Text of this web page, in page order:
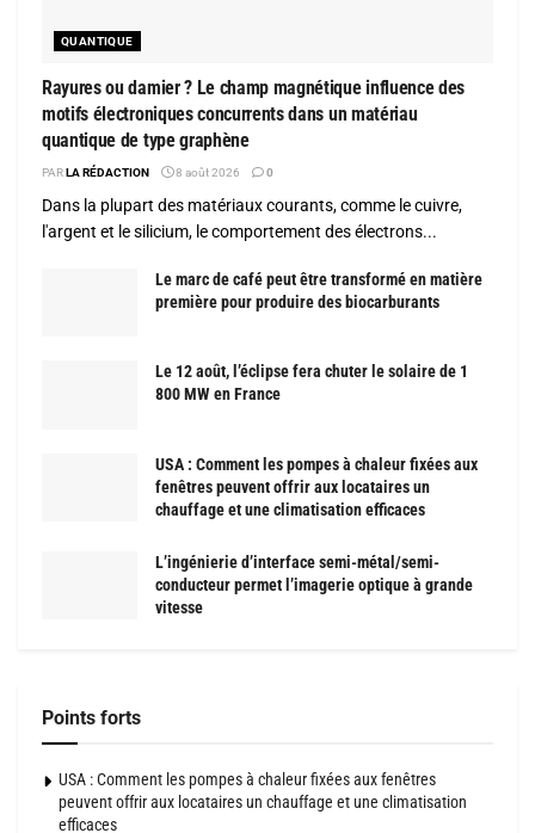
QUANTIQUE
Rayures ou damier ? Le champ magnétique influence des
motifs électroniques concurrents dans un matériau
quantique de type graphène
PARLA RÉDACTION 8 août 2026 0
Dans la plupart des matériaux courants, comme le cuivre,
l'argent et le silicium, le comportement des électrons...
Le marc de café peut être transformé en matière
première pour produire des biocarburants
Le 12 août, l’éclipse fera chuter le solaire de 1
800 MW en France
USA : Comment les pompes à chaleur fixées aux
fenêtres peuvent offrir aux locataires un
chauffage et une climatisation efficaces
L’ingénierie d’interface semi-métal/semi-
conducteur permet l’imagerie optique à grande
vitesse
Points forts
USA : Comment les pompes à chaleur fixées aux fenêtres
peuvent offrir aux locataires un chauffage et une climatisation
efficaces